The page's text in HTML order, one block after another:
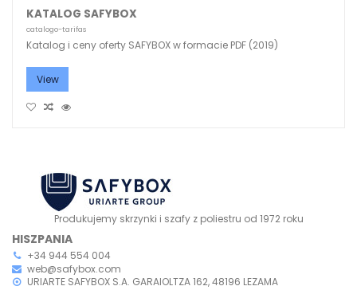
KATALOG SAFYBOX
catalogo-tarifas
Katalog i ceny oferty SAFYBOX w formacie PDF (2019)
View
Produkujemy skrzynki i szafy z poliestru od 1972 roku
HISZPANIA
+34 944 554 004
web@safybox.com
URIARTE SAFYBOX S.A. GARAIOLTZA 162, 48196 LEZAMA